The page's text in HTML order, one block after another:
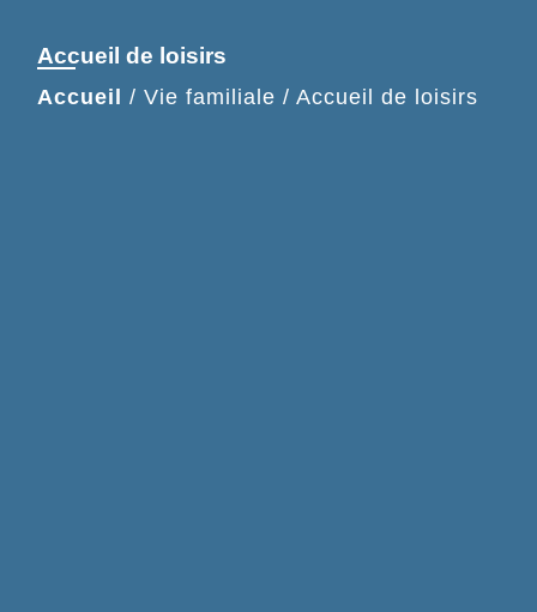
Accueil de loisirs
Accueil / Vie familiale / Accueil de loisirs